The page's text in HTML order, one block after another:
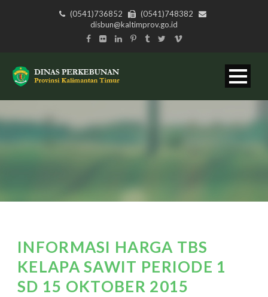
(0541)736852
(0541)748382
disbun@kaltimprov.go.id
INFORMASI HARGA TBS
KELAPA SAWIT PERIODE 1
SD 15 OKTOBER 2015